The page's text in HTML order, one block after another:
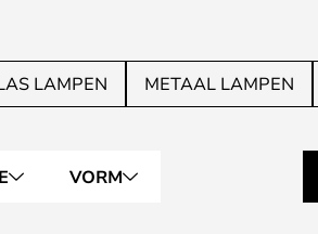
LAMPEN METAAL LAMPEN
VORM